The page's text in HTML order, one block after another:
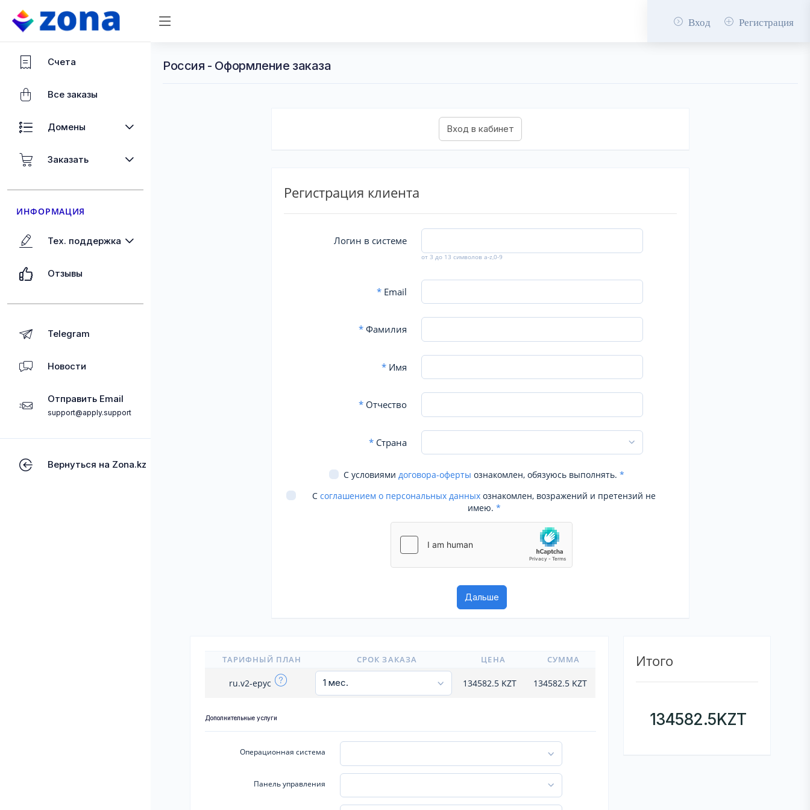
Вход Регистрация
Счета
Все заказы
Домены
Заказать
ИНФОРМАЦИЯ
Тех. поддержка
Отзывы
Telegram
Новости
Отправить Email
support@apply.support
Вернуться на Zona.kz
Россия - Оформление заказа
Регистрация клиента
Логин в системе
от 3 до 13 символов a-z,0-9
*Email
*Фамилия
*Имя
*Отчество
*Страна
С условиями договора-оферты ознакомлен, обязуюсь выполнять. *
С соглашением о персональных данных ознакомлен, возражений и претензий не
имею. *
ТАРИФНЫЙ ПЛАН СРОК ЗАКАЗА ЦЕНА СУММА
ru.v2-epyc 134582.5 KZT 134582.5KZT
Дополнительные услуги
Операционная система
Панель управления
Итого
134582.5KZT